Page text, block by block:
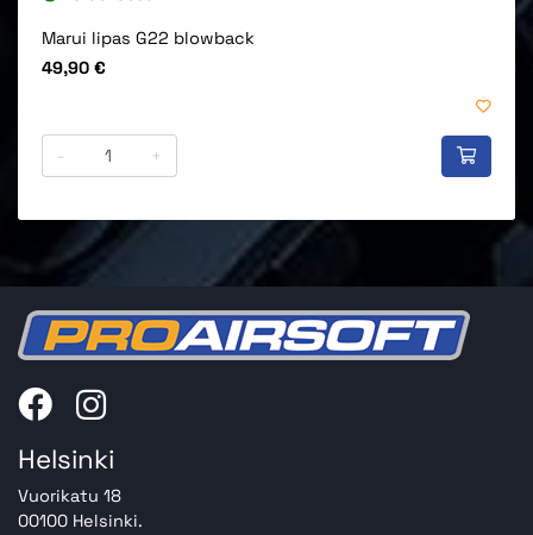
Marui lipas G22 blowback
Hinta
49,90 €
- +
Helsinki
Vuorikatu 18
00100 Helsinki.